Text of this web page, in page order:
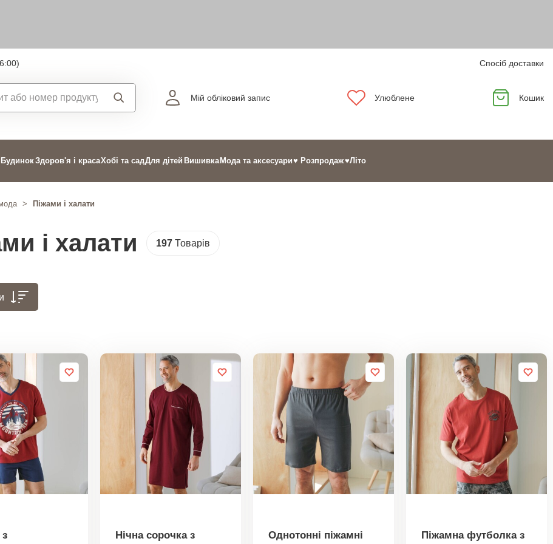
Спосіб доставки
Мій обліковий запис Улюблене Кошик
БудинокЗдоров'я і красаХобі та садДля дітей Вишивка Мода та аксесуари♥ Розпродаж♥Літо
> Піжами і халати
і халати 197 Товарів
Нічна сорочка з
Однотонні піжамні
Піжамна футболка з